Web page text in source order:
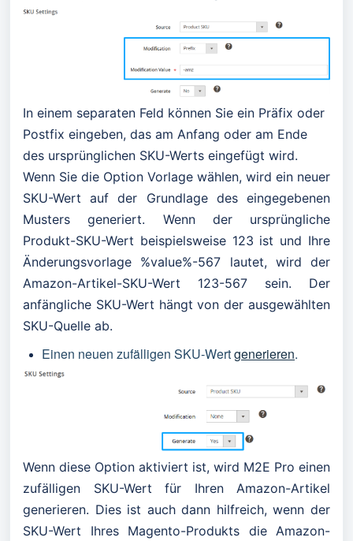
In einem separaten Feld können Sie ein Präfix oder
Postfix eingeben, das am Anfang oder am Ende
des ursprünglichen SKU-Werts eingefügt wird.
Wenn Sie die Option Vorlage wählen, wird ein neuer
SKU-Wert auf der Grundlage des eingegebenen
Musters generiert. Wenn der ursprüngliche
Produkt-SKU-Wert beispielsweise 123 ist und Ihre
Änderungsvorlage %value%-567 lautet, wird der
Amazon-Artikel-SKU-Wert 123-567 sein. Der
anfängliche SKU-Wert hängt von der ausgewählten
SKU-Quelle ab.
Einen neuen zufälligen SKU-Wertgenerieren.
Wenn diese Option aktiviert ist, wird M2E Pro einen
zufälligen SKU-Wert für Ihren Amazon-Artikel
generieren. Dies ist auch dann hilfreich, wenn der
SKU-Wert Ihres Magento-Produkts die Amazon-